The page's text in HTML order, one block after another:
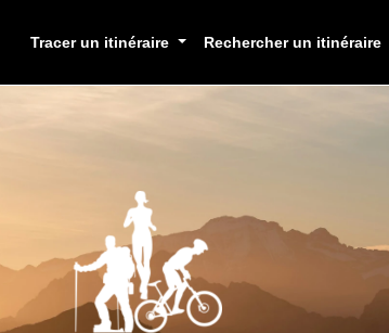
Tracer un itinéraire Rechercher un itinéraire